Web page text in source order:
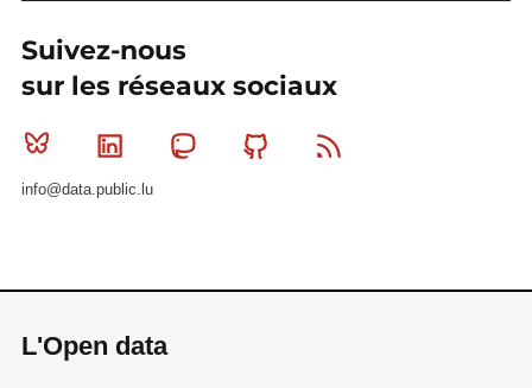
Suivez-nous
sur les réseaux sociaux
Bluesky Linkedin MastodonGithub
info@data.public.lu
L'Open data